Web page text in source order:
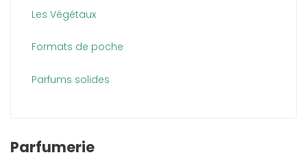
Les Végétaux
Formats de poche
Parfums solides
Parfumerie